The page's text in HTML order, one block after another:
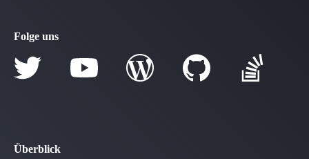
Folge uns
Überblick